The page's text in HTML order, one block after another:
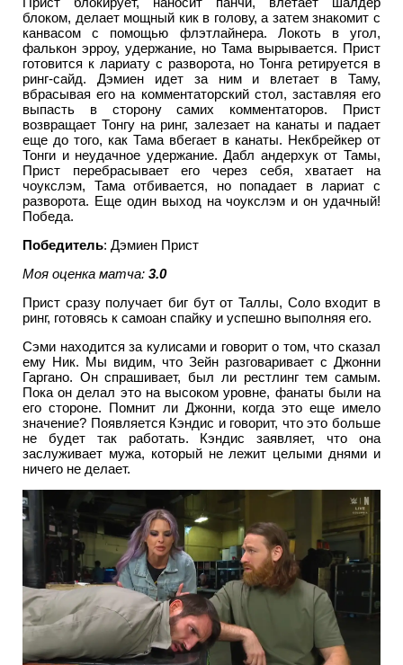
блоком, делает мощный кик в голову, а затем знакомит с
канвасом с помощью флэтлайнера. Локоть в угол,
фалькон эрроу, удержание, но Тама вырывается. Прист
готовится к лариату с разворота, но Тонга ретируется в
ринг-сайд. Дэмиен идет за ним и влетает в Таму,
вбрасывая его на комментаторский стол, заставляя его
выпасть в сторону самих комментаторов. Прист
возвращает Тонгу на ринг, залезает на канаты и падает
еще до того, как Тама вбегает в канаты. Некбрейкер от
Тонги и неудачное удержание. Дабл андерхук от Тамы,
Прист перебрасывает его через себя, хватает на
чоукслэм, Тама отбивается, но попадает в лариат с
разворота. Еще один выход на чоукслэм и он удачный!
Победа.
Победитель: Дэмиен Прист
Моя оценка матча: 3.0
Прист сразу получает биг бут от Таллы, Соло входит в
ринг, готовясь к самоан спайку и успешно выполняя его.
Сэми находится за кулисами и говорит о том, что сказал
ему Ник. Мы видим, что Зейн разговаривает с Джонни
Гаргано. Он спрашивает, был ли рестлинг тем самым.
Пока он делал это на высоком уровне, фанаты были на
его стороне. Помнит ли Джонни, когда это еще имело
значение? Появляется Кэндис и говорит, что это больше
не будет так работать. Кэндис заявляет, что она
заслуживает мужа, который не лежит целыми днями и
ничего не делает.